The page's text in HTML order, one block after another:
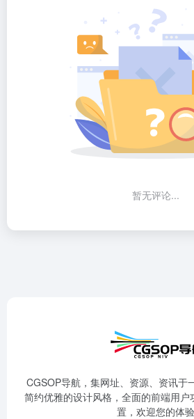
暂无评论...
CGSOP导航，集网址、资源、资讯于
简约优雅的设计风格，全面的前端用
置，欢迎您的体验